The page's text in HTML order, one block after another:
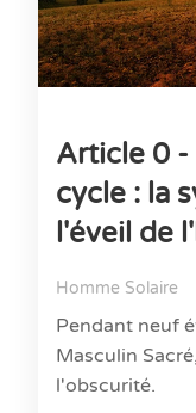
Article 0 -
cycle : la
l'éveil de
Homme Solaire
Pendant neuf
Masculin
l'obscurité.